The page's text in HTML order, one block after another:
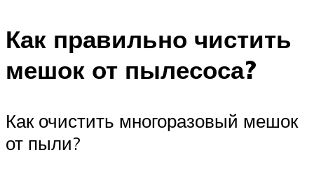
Как правильно чистить
мешок от пылесоса?
Как очистить многоразовый мешок
от пыли?